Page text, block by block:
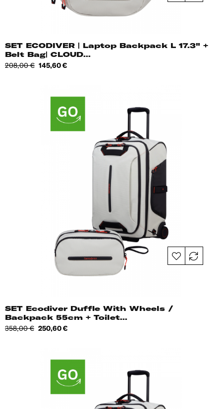
SET ECODIVER | Laptop Backpack L 17.3" +
Belt Bag| CLOUD...
Tavahind
208,00 € Hind
145,60 €
SET Ecodiver Duffle With Wheels /
Backpack 55cm + Toilet...
Tavahind
358,00 € Hind
250,60 €